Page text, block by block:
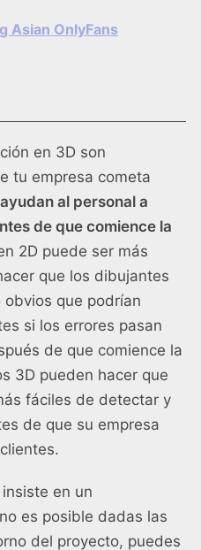
Asian OnlyFans
en 3D son
tu empresa cometa
ayudan al personal a
de que comience la
2D puede ser más
que los dibujantes
que podrían
si los errores pasan
de que comience la
3D pueden hacer que
fáciles de detectar y
de que su empresa
en un
es posible dadas las
del proyecto, puedes